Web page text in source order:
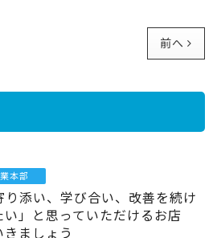
前へ
本部
添い、学び合い、改善を続け
」と思っていただけるお店
ましょう